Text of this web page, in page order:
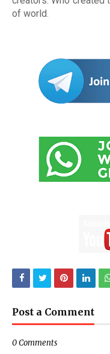
of world.
Post a Comment
0 Comments